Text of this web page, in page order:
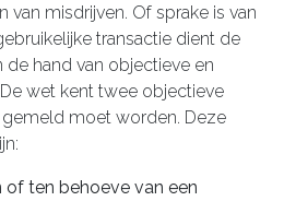
misdrijven. Of sprake is van
transactie dient de
de hand van objectieve en
wet kent twee objectieve
moet worden. Deze
of ten behoeve van een